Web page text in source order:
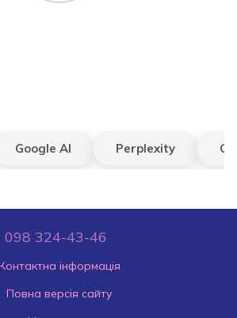
Google AI Perplexity
098 324-43-46
інформація
Повна версія сайту